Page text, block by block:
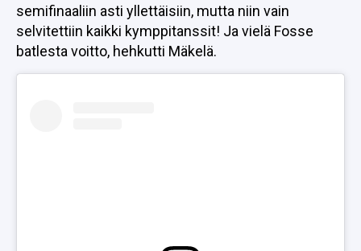
semifinaaliin asti yllettäisiin, mutta niin vain
selvitettiin kaikki kymppitanssit! Ja vielä Fosse
batlesta voitto, hehkutti Mäkelä.